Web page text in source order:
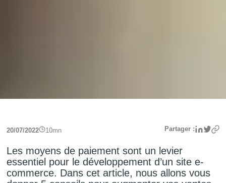
20/07/2022 10mn Partager :
Les moyens de paiement sont un levier
essentiel pour le développement d’un site e-
commerce. Dans cet article, nous allons vous